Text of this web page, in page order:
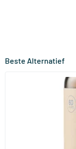
Beste Alternatief